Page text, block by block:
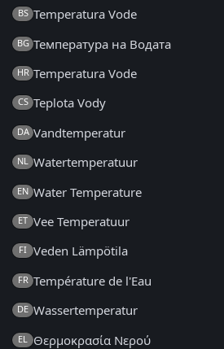
BS Temperatura Vode
BG Температура на Водата
HR Temperatura Vode
CS Teplota Vody
DA Vandtemperatur
NL Watertemperatuur
EN Water Temperature
ET Vee Temperatuur
FI Veden Lämpötila
FR Température de l'Eau
DE Wassertemperatur
EL Θερμοκρασία Νερού